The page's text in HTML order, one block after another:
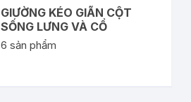
GIƯỜNG KÉO GIÃN CỘT
SỐNG LƯNG VÀ CỔ
6 sản phẩm